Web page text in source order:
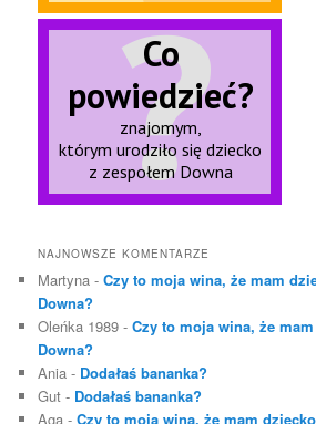
NAJNOWSZE KOMENTARZE
Martyna -Czy to moja wina, że mam
Downa?
Oleńka 1989 -Czy to moja wina, że
Downa?
Ania - Dodałaś bananka?
Gut - Dodałaś bananka?
Aga -Czy to moja wina, że mam